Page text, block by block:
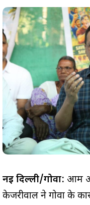
नई दिल्ली/गोवा: आम
केजरीवाल ने गोवा के